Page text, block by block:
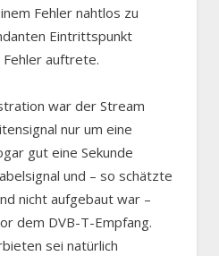
Fehler nahtlos zu
Eintrittspunkt
auftrete.
war der Stream
nur um eine
gut eine Sekunde
und – so schätzte
nicht aufgebaut war –
dem DVB-T-Empfang.
sei natürlich